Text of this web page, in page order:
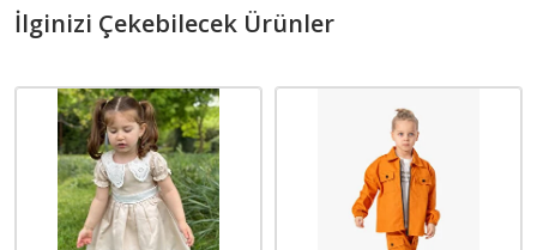
İlginizi Çekebilecek Ürünler